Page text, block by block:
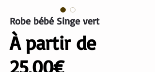
Robe bébé Singe vert
À partir de
25,00€Prix